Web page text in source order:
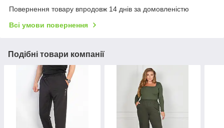
Повернення товару впродовж 14 днів за домовленістю
Всі умови повернення
Подібні товари компанії